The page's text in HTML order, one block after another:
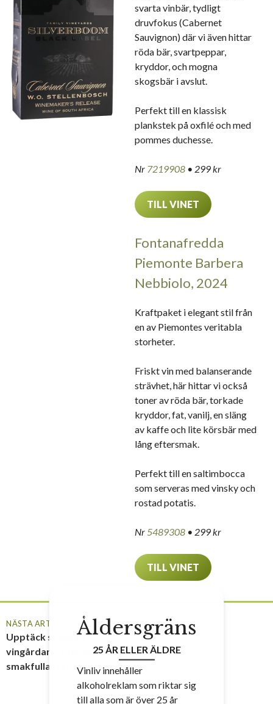
svarta vinbär, tydligt
druvfokus (Cabernet
Sauvignon) där vi även hittar
röda bär, svartpeppar,
kryddor, och mogna
skogsbär i avslut.
Perfekt till en klassisk
plankstek på oxfilé och med
pommes duchesse.
Nr 7219908 • 299 kr
TILL VINET
Fontanafredda
Piemonte Barbera
Nebbiolo, 2024
Kraftpaket i elegant stil från
en av Piemontes veritabla
storheter.
Friskt vin med balanserande
strävhet, här hittar vi också
toner av röda bär, torkade
kryddor, fat, vanilj, en släng
av kaffe och lite körsbär med
lång eftersmak.
Perfekt till en saltimbocca
som serveras med vinsky och
rostad potatis.
Nr5489308 • 299 kr
TILL VINET
NÄSTA ARTIKEL
Upptäck svenska
vingårdar – sommarens
smakfullaste semester
Åldersgräns
25 ÅR ELLER ÄLDRE
Vinliv innehåller
alkoholreklam som riktar sig
till alla som är över 25 år